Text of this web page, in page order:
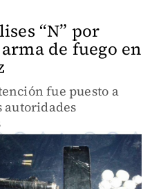
“N” por
de fuego en
fue puesto a
autoridades